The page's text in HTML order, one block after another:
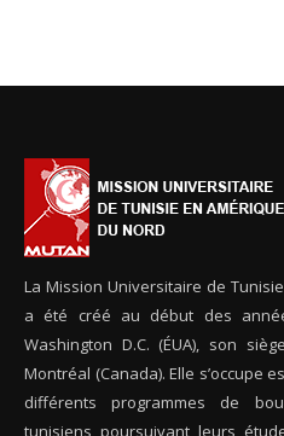
La Mission Universitaire de
a été créé au début des
Washington D.C. (ÉUA), son
Montréal (Canada). Elle s’occupe
différents programmes de
tunisiens poursuivant leurs